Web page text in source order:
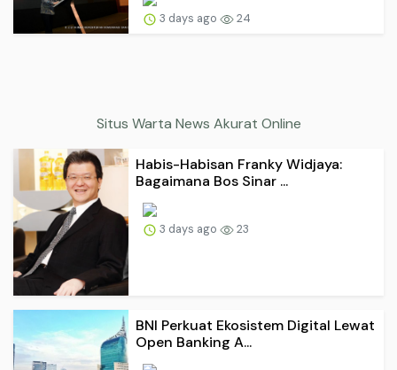
3 days ago 24
Situs Warta News Akurat Online
Habis-Habisan Franky Widjaya:
Bagaimana Bos Sinar ...
3 days ago 23
BNI Perkuat Ekosistem Digital Lewat
Open Banking A...